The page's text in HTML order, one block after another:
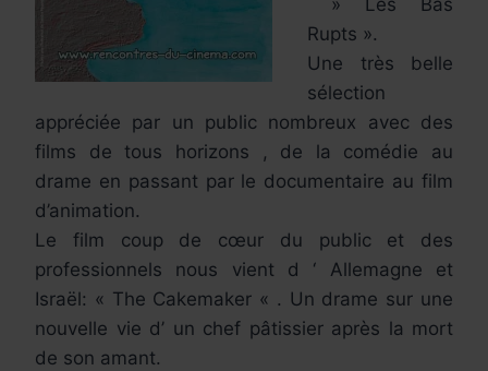
» Les Bas
Rupts ».
Une très belle
sélection
appréciée par un public nombreux avec des
films de tous horizons , de la comédie au
drame en passant par le documentaire au film
d’animation.
Le film coup de cœur du public et des
professionnels nous vient d ‘ Allemagne et
Israël: « The Cakemaker « . Un drame sur une
nouvelle vie d’ un chef pâtissier après la mort
de son amant.